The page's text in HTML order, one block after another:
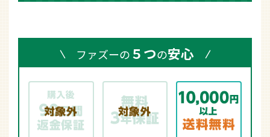
ファズーの５つの安心